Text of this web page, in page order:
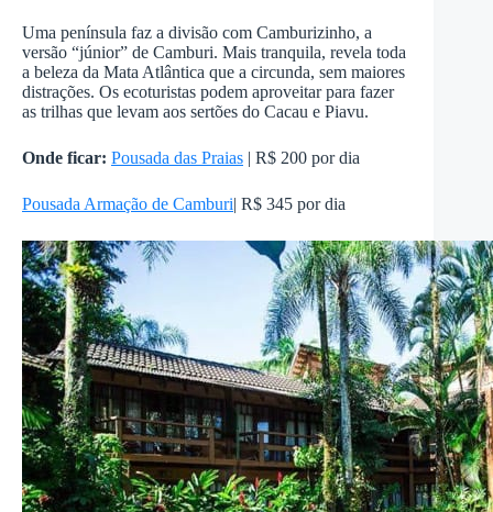
Uma península faz a divisão com Camburizinho, a
versão “júnior” de Camburi. Mais tranquila, revela toda
a beleza da Mata Atlântica que a circunda, sem maiores
distrações. Os ecoturistas podem aproveitar para fazer
as trilhas que levam aos sertões do Cacau e Piavu.
Onde ficar: Pousada das Praias | R$ 200 por dia
Pousada Armação de Camburi| R$ 345 por dia